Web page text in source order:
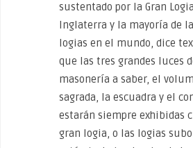
sustentado por la Gran
Inglaterra y la mayoría de
logias en el mundo, dice
que las tres grandes luces
masonería a saber, el
sagrada, la escuadra y el
estarán siempre exhibidas
gran logia, o las logias